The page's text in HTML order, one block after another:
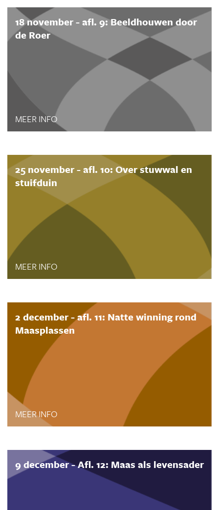
18 november - afl. 9: Beeldhouwen door
de Roer
MEER INFO
25 november - afl. 10: Over stuwwal en
stuifduin
MEER INFO
2 december - afl. 11: Natte winning rond
Maasplassen
MEER INFO
9 december - Afl. 12: Maas als levensader